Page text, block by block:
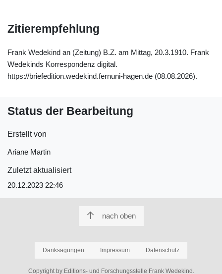
Zitierempfehlung
Frank Wedekind an (Zeitung) B.Z. am Mittag, 20.3.1910. Frank
Wedekinds Korrespondenz digital.
https://briefedition.wedekind.fernuni-hagen.de (08.08.2026).
Status der Bearbeitung
Erstellt von
Ariane Martin
Zuletzt aktualisiert
20.12.2023 22:46
nach oben
Danksagungen Impressum Datenschutz
Copyright by Editions- und Forschungsstelle Frank Wedekind.